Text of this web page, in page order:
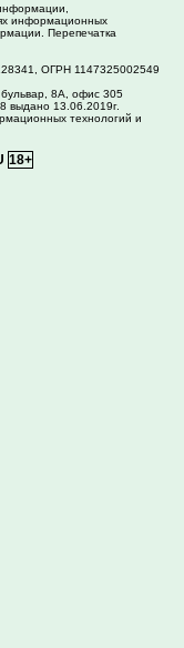
информационных
Перепечатка
ОГРН 1147325002549
бульвар, 8А, офис 305
выдано 13.06.2019г.
технологий и
18+